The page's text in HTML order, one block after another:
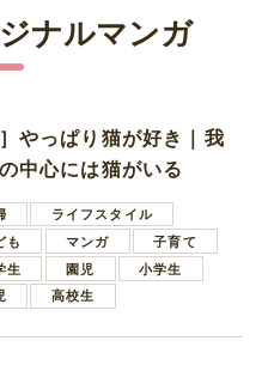
ナルマンガ
］やっぱり猫が好き｜我
中心には猫がいる
ライフスタイル
も
マンガ
子育て
生
園児
小学生
高校生